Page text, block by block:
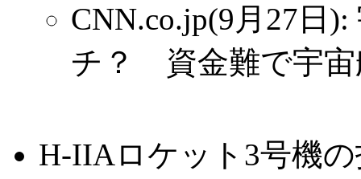
CNN.co.jp(9月27日
チ？ 資金難で宇宙
H-IIAロケット3号機